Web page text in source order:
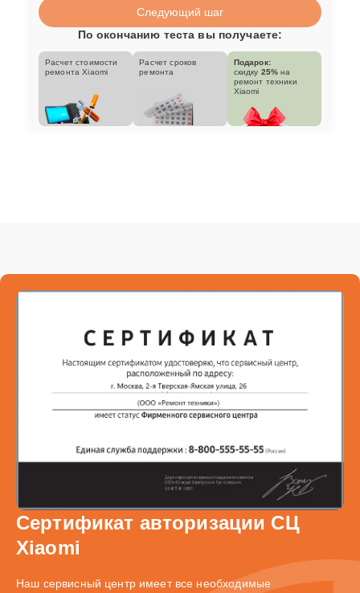
Следующий шаг
По окончанию теста вы получаете:
Расчет стоимости
ремонта Xiaomi
Расчет сроков
ремонта
Подарок:
скидку 25% на
ремонт техники
Xiaomi
Сертификат авторизации СЦ
Xiaomi
Наш сервисный центр имеет все необходимые